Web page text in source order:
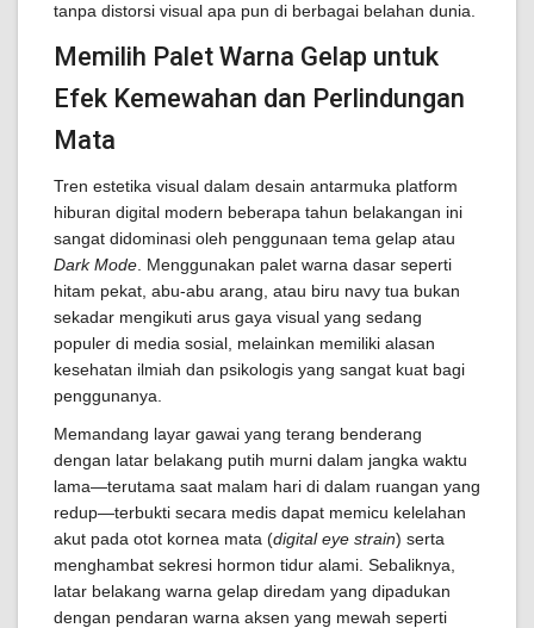
tanpa distorsi visual apa pun di berbagai belahan dunia.
Memilih Palet Warna Gelap untuk
Efek Kemewahan dan Perlindungan
Mata
Tren estetika visual dalam desain antarmuka platform
hiburan digital modern beberapa tahun belakangan ini
sangat didominasi oleh penggunaan tema gelap atau
Dark Mode . Menggunakan palet warna dasar seperti
hitam pekat, abu-abu arang, atau biru navy tua bukan
sekadar mengikuti arus gaya visual yang sedang
populer di media sosial, melainkan memiliki alasan
kesehatan ilmiah dan psikologis yang sangat kuat bagi
penggunanya.
Memandang layar gawai yang terang benderang
dengan latar belakang putih murni dalam jangka waktu
lama—terutama saat malam hari di dalam ruangan yang
redup—terbukti secara medis dapat memicu kelelahan
akut pada otot kornea mata (digital eye strain) serta
menghambat sekresi hormon tidur alami. Sebaliknya,
latar belakang warna gelap diredam yang dipadukan
dengan pendaran warna aksen yang mewah seperti